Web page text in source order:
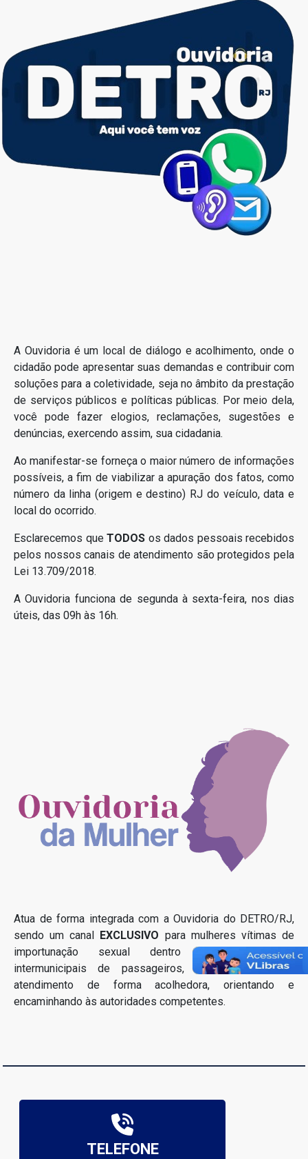
A Ouvidoria é um local de diálogo e acolhimento, onde o
cidadão pode apresentar suas demandas e contribuir com
soluções para a coletividade, seja no âmbito da prestação
de serviços públicos e políticas públicas. Por meio dela,
você pode fazer elogios, reclamações, sugestões e
denúncias, exercendo assim, sua cidadania.
Ao manifestar-se forneça o maior número de informações
possíveis, a fim de viabilizar a apuração dos fatos, como
número da linha (origem e destino) RJ do veículo, data e
local do ocorrido.
Esclarecemos que TODOS os dados pessoais recebidos
pelos nossos canais de atendimento são protegidos pela
Lei 13.709/2018.
A Ouvidoria funciona de segunda à sexta-feira, nos dias
úteis, das 09h às 16h.
Atua de forma integrada com a Ouvidoria do DETRO/RJ,
sendo um canal
EXCLUSIVO para mulheres vítimas de
importunação sexual dentro dos transportes
intermunicipais de passageiros, garantindo a elas
atendimento de forma acolhedora, orientando e
encaminhando às autoridades competentes.
TELEFONE